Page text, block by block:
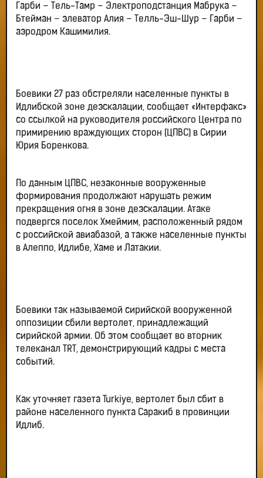
Гарби – Тель-Тамр – Электроподстанция Мабрука –
Бтейман – элеватор Алия – Телль-Эш-Шур – Гарби –
аэродром Кашимилия.
Боевики 27 раз обстреляли населенные пункты в
Идлибской зоне деэскалации, сообщает «Интерфакс»
со ссылкой на руководителя российского Центра по
примирению враждующих сторон (ЦПВС) в Сирии
Юрия Боренкова.
По данным ЦПВС, незаконные вооруженные
формирования продолжают нарушать режим
прекращения огня в зоне деэскалации. Атаке
подвергся поселок Хмеймим, расположенный рядом
с российской авиабазой, а также населенные пункты
в Алеппо, Идлибе, Хаме и Латакии.
Боевики так называемой сирийской вооруженной
оппозиции сбили вертолет, принадлежащий
сирийской армии. Об этом сообщает во вторник
телеканал ТRТ, демонстрирующий кадры с места
событий.
Как уточняет газета Turkiye, вертолет был сбит в
районе населенного пункта Саракиб в провинции
Идлиб.